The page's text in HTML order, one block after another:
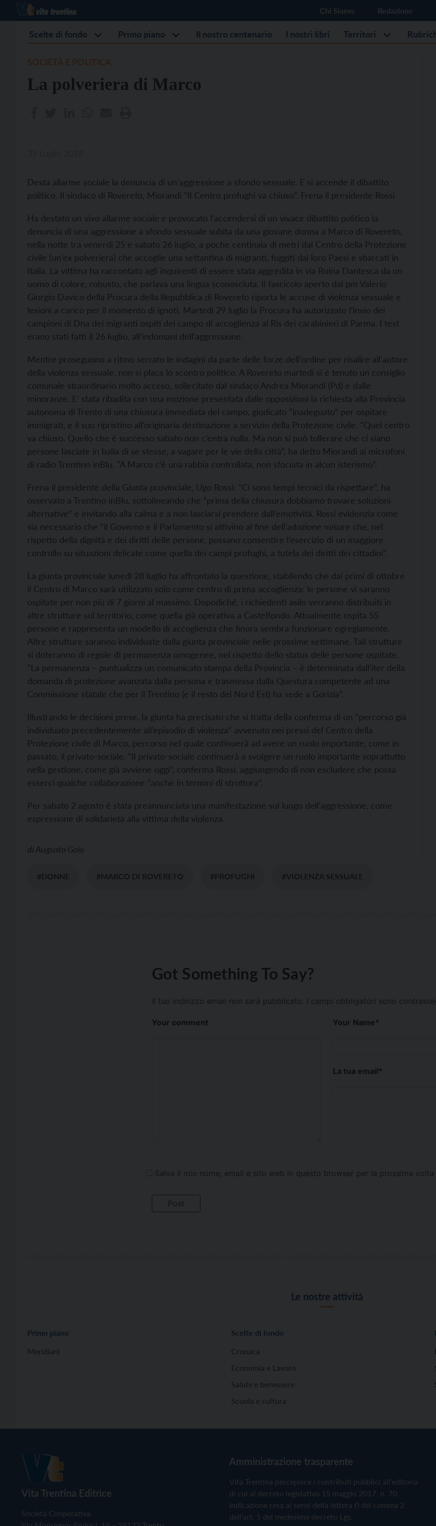
Chi Siamo Redazione
Scelte di fondo Primo piano Il nostro centenario I nostri libri Territori
La polveriera di Marco
Desta allarme sociale la denuncia di un’aggressione a sfondo sessuale. E si accende il dibattito
politico. Il sindaco di Rovereto, Miorandi “Il Centro profughi va chiuso”. Frena il presidente Rossi
Ha destato un vivo allarme sociale e provocato l’accendersi di un vivace dibattito politico la
denuncia di una aggressione a sfondo sessuale subita da una giovane donna a Marco di Rovereto,
nella notte tra venerdì 25 e sabato 26 luglio, a poche centinaia di metri dal Centro della Protezione
civile (un’ex polveriera) che accoglie una settantina di migranti, fuggiti dai loro Paesi e sbarcati in
Italia. La vittima ha raccontato agli inquirenti di essere stata aggredita in via Ruina Dantesca da un
uomo di colore, robusto, che parlava una lingua sconosciuta. Il fascicolo aperto dal pm Valerio
Giorgio Davico della Procura della Repubblica di Rovereto riporta le accuse di violenza sessuale e
lesioni a carico per il momento di ignoti. Martedì 29 luglio la Procura ha autorizzato l’invio dei
campioni di Dna dei migranti ospiti del campo di accoglienza al Ris dei carabinieri di Parma. I test
erano stati fatti il 26 luglio, all’indomani dell’aggressione.
Mentre proseguono a ritmo serrato le indagini da parte delle forze dell'ordine per risalire all'autore
della violenza sessuale, non si placa lo scontro politico. A Rovereto martedì si è tenuto un consiglio
comunale straordinario molto acceso, sollecitato dal sindaco Andrea Miorandi (Pd) e dalle
minoranze. E’ stata ribadita con una mozione presentata dalle opposizioni la richiesta alla Provincia
autonoma di Trento di una chiusura immediata del campo, giudicato “inadeguato” per ospitare
immigrati, e il suo ripristino all’originaria destinazione a servizio della Protezione civile. “Quel centro
va chiuso. Quello che è successo sabato non c’entra nulla. Ma non si può tollerare che ci siano
persone lasciate in balia di se stesse, a vagare per le vie della città“, ha detto Miorandi ai microfoni
di radio Trentino inBlu. “A Marco c’è una rabbia controllata, non sfociata in alcun isterismo”.
Frena il presidente della Giunta provinciale, Ugo Rossi: “Ci sono tempi tecnici da rispettare”, ha
osservato a Trentino inBlu, sottolineando che “prima della chiusura dobbiamo trovare soluzioni
alternative” e invitando alla calma e a non lasciarsi prendere dall’emotività. Rossi evidenzia come
sia necessario che “il Governo e il Parlamento si attivino al fine dell’adozione misure che, nel
rispetto della dignità e dei diritti delle persone, possano consentire l’esercizio di un maggiore
controllo su situazioni delicate come quella dei campi profughi, a tutela dei diritti dei cittadini”.
La giunta provinciale lunedì 28 luglio ha affrontato la questione, stabilendo che dai primi di ottobre
il Centro di Marco sarà utilizzato solo come centro di prima accoglienza: le persone vi saranno
ospitate per non più di 7 giorni al massimo. Dopodiché, i richiedenti asilo verranno distribuiti in
altre strutture sul territorio, come quella già operativa a Castelfondo. Attualmente ospita 55
persone e rappresenta un modello di accoglienza che finora sembra funzionare egregiamente.
Altre strutture saranno individuate dalla giunta provinciale nelle prossime settimane. Tali strutture
si doteranno di regole di permanenza omogenee, nel rispetto dello status delle persone ospitate.
“La permanenza – puntualizza un comunicato stampa della Provincia – è determinata dall’iter della
domanda di protezione avanzata dalla persona e trasmessa dalla Questura competente ad una
Commissione statale che per il Trentino (e il resto del Nord Est) ha sede a Gorizia”.
Illustrando le decisioni prese, la giunta ha precisato che si tratta della conferma di un “percorso già
individuato precedentemente all’episodio di violenza” avvenuto nei pressi del Centro della
Protezione civile di Marco, percorso nel quale continuerà ad avere un ruolo importante, come in
passato, il privato-sociale. “Il privato-sociale continuerà a svolgere un ruolo importante soprattutto
nella gestione, come già avviene oggi”, conferma Rossi, aggiungendo di non escludere che possa
esserci qualche collaborazione “anche in termini di struttura”.
Per sabato 2 agosto è stata preannunciata una manifestazione sul luogo dell’aggressione, come
espressione di solidarietà alla vittima della violenza.
diAugusto Goio
#DONNE #MARCO DI ROVERETO #PROFUGHI #VIOLENZA SESSUALE
Got Something To Say?
Il tuo indirizzo email non sarà pubblicato. I campi obbligatori sono
Your comment Your Name*
La tua email*
Salva il mio nome, email e sito web in questo browser per la prossima
Le nostre attività
Primo piano
Meridiani
Scelte di fondo
Cronaca
Economia e Lavoro
Salute e benessere
Scuola e cultura
Vita Trentina Editrice
Società Cooperativa
Amministrazione trasparente
Vita Trentina percepisce i contributi pubblici all'editoria
di cui al decreto legislativo 15 maggio 2017, n. 70.
Indicazione resa ai sensi della lettera f) del comma 2
dell'art. 5 del medesimo decreto Lgs.